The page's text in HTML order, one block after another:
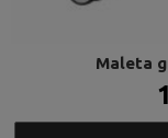
Maleta